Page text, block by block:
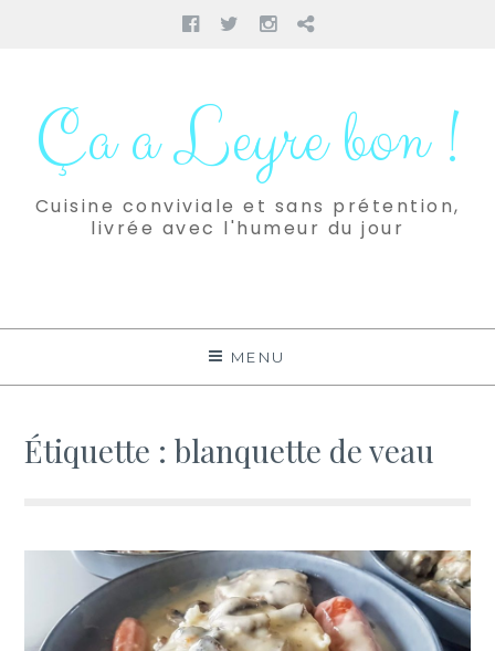
Facebook
TwitterInstagram
Pinterest
contenuÇa a Leyre bon !
Cuisine conviviale et sans prétention,
livrée avec l'humeur du jour
MENU
Étiquette :blanquette de veau